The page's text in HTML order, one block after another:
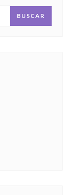
BUSCAR